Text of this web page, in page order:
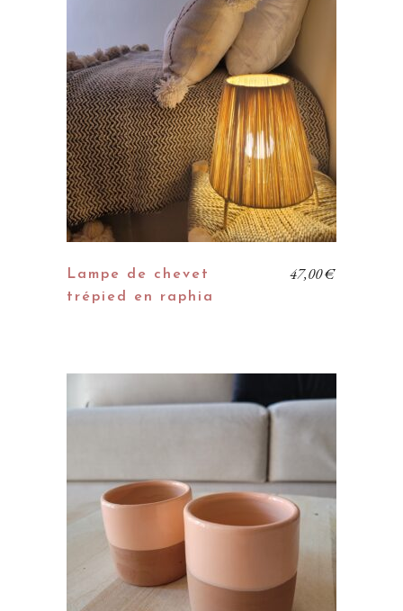
Lampe de chevet
trépied en raphia
47,00€